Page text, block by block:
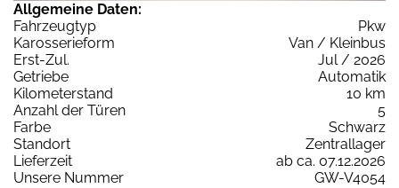
Allgemeine Daten:
Fahrzeugtyp
Pkw
Karosserieform
Van / Kleinbus
Erst-Zul.
Jul / 2026
Getriebe
Automatik
Kilometerstand
10 km
Anzahl der Türen
5
Farbe
Schwarz
Standort
Zentrallager
Lieferzeit
ab ca. 07.12.2026
Unsere Nummer
GW-V4054